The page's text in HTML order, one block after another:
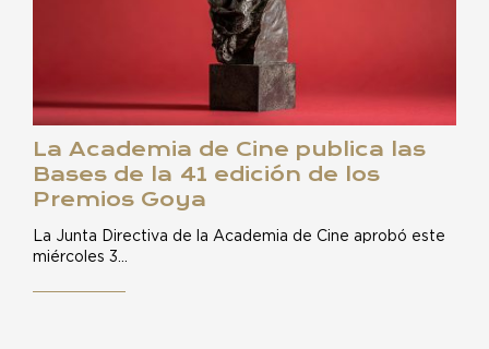
La Academia de Cine publica las
Bases de la 41 edición de los
Premios Goya
La Junta Directiva de la Academia de Cine aprobó este
miércoles 3…